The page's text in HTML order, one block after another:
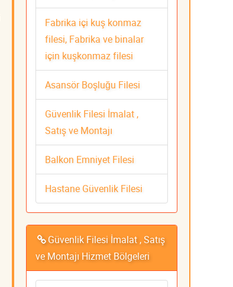
Fabrika içi kuş konmaz
filesi, Fabrika ve binalar
için kuşkonmaz filesi
Asansör Boşluğu Filesi
Güvenlik Filesi İmalat ,
Satış ve Montajı
Balkon Emniyet Filesi
Hastane Güvenlik Filesi
Güvenlik Filesi İmalat , Satış
ve Montajı Hizmet Bölgeleri